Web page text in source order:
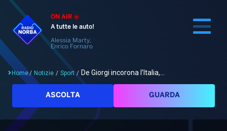
ON AIR
A tutte le auto!
Alessia Marty,
Enrico Fornaro
Cerca
Home/ Notizie / Sport / De Giorgi incorona l’Italia,...
ASCOLTA GUARDA